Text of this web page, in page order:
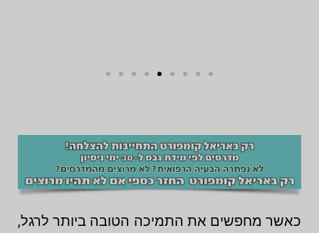
כאשר מחפשים את התמיכה הטובה ביותר לרגל,